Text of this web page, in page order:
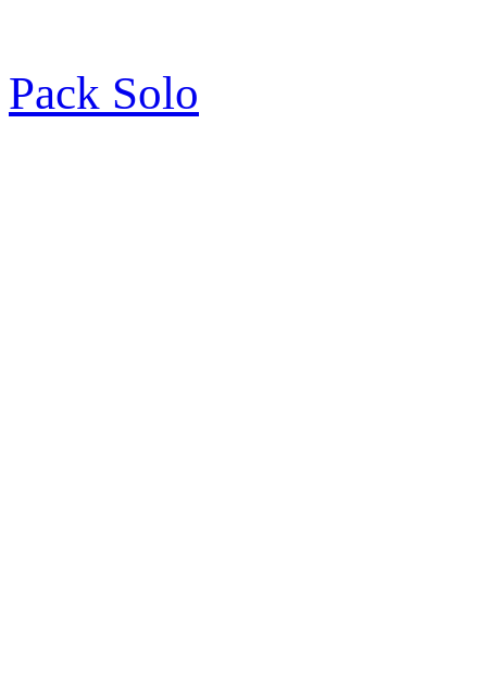
Pack Solo